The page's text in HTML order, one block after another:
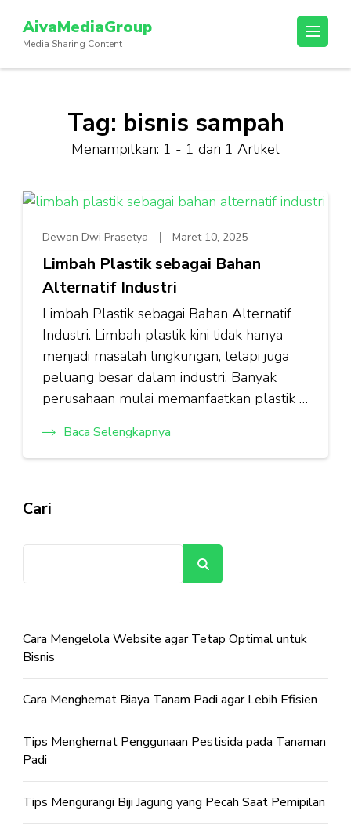
konten
(Tekan
AivaMediaGroup
Media Sharing Content
Tag: bisnis sampah
Menampilkan: 1 - 1 dari 1 Artikel
Dewan Dwi Prasetya Maret 10, 2025
Limbah Plastik sebagai Bahan
Alternatif Industri
Limbah Plastik sebagai Bahan Alternatif
Industri. Limbah plastik kini tidak hanya
menjadi masalah lingkungan, tetapi juga
peluang besar dalam industri. Banyak
perusahaan mulai memanfaatkan plastik …
Baca Selengkapnya
Cari
Cara Mengelola Website agar Tetap Optimal untuk
Bisnis
Cara Menghemat Biaya Tanam Padi agar Lebih Efisien
Tips Menghemat Penggunaan Pestisida pada Tanaman
Padi
Tips Mengurangi Biji Jagung yang Pecah Saat Pemipilan